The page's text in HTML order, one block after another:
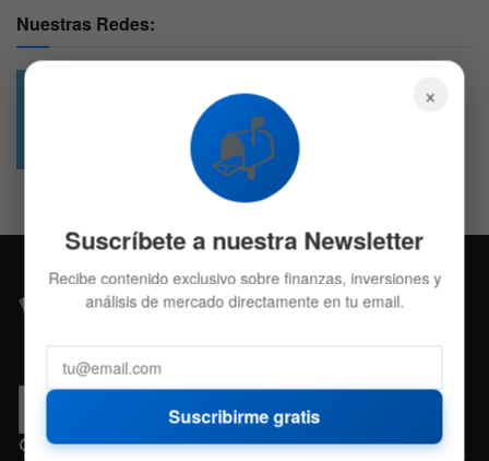
Nuestras Redes:
4.7k
Followers
×
📬
Suscríbete a nuestra Newsletter
Recibe contenido exclusivo sobre finanzas, inversiones y
análisis de mercado directamente en tu email.
Suscribirme gratis